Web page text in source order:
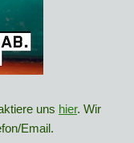
uns hier. Wir
Email.